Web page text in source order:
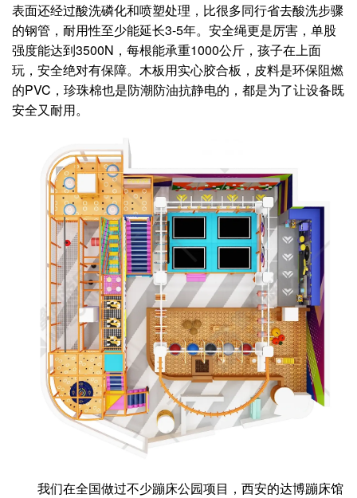
表面还经过酸洗磷化和喷塑处理，比很多同行省去酸洗步骤
的钢管，耐用性至少能延长3-5年。安全绳更是厉害，单股
强度能达到3500N，每根能承重1000公斤，孩子在上面
玩，安全绝对有保障。木板用实心胶合板，皮料是环保阻燃
的PVC，珍珠棉也是防潮防油抗静电的，都是为了让设备既
安全又耐用。
我们在全国做过不少蹦床公园项目，西安的达博蹦床馆